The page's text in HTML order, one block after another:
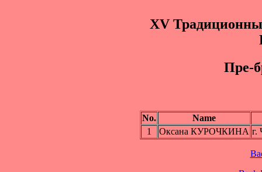
XV
Пpe-
No.
Name
1
Оксана КУРОЧКИНА г.